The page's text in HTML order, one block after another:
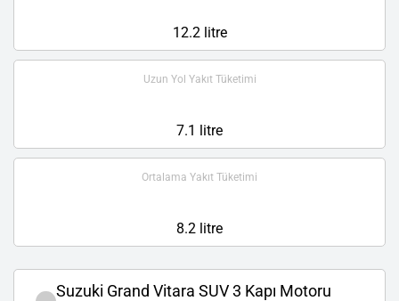
12.2 litre
Uzun Yol Yakıt Tüketimi
7.1 litre
Ortalama Yakıt Tüketimi
8.2 litre
Suzuki Grand Vitara SUV 3 Kapı Motoru